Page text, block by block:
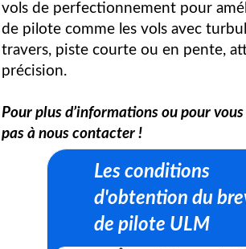
vols de perfectionnement pour
de pilote comme les vols avec
travers, piste courte ou en pente,
précision.
Pour plus d’informations ou pour
pas à nous contacter !
Les conditions
d'obtention du
de pilote ULM